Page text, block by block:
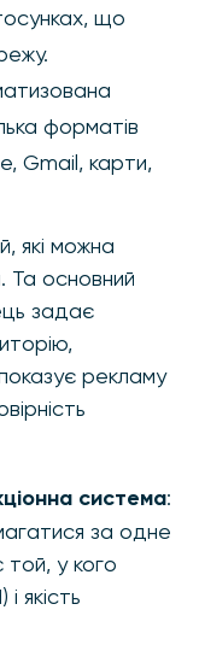
що
форматів
Gmail, карти,
які можна
Та основний
задає
рекламу
система:
за одне
той, у кого
якість